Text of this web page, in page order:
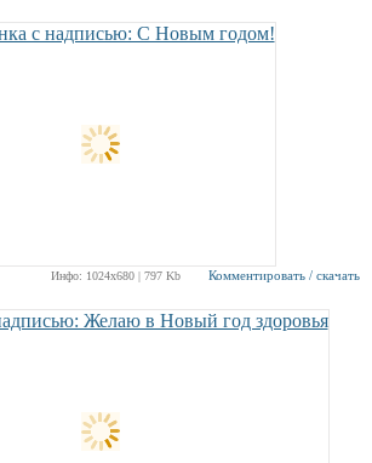
Инфо: 1024х680 | 797 Kb Комментировать / скачать